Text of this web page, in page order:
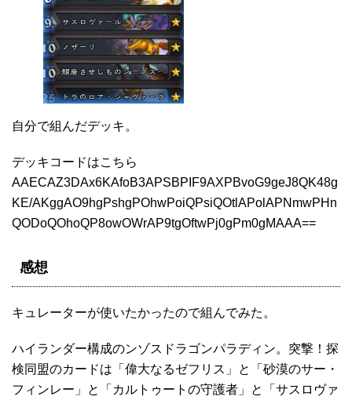
自分で組んだデッキ。
デッキコードはこちら
AAECAZ3DAx6KAfoB3APSBPIF9AXPBvoG9geJ8QK48g
KE/AKggAO9hgPshgPOhwPoiQPsiQOtlAPolAPNmwPHn
QODoQOhoQP8owOWrAP9tgOftwPj0gPm0gMAAA==
感想
キュレーターが使いたかったので組んでみた。
ハイランダー構成のンゾスドラゴンパラディン。突撃！探
検同盟のカードは「偉大なるゼフリス」と「砂漠のサー・
フィンレー」と「カルトゥートの守護者」と「サスロヴァ